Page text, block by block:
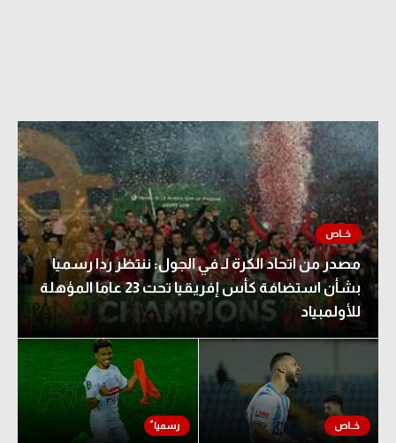
مصدر من اتحاد الكرة لـ في الجول: ننتظر ردا رسميا
بشأن استضافة كأس إفريقيا تحت 23 عاما المؤهلة
للأولمبياد